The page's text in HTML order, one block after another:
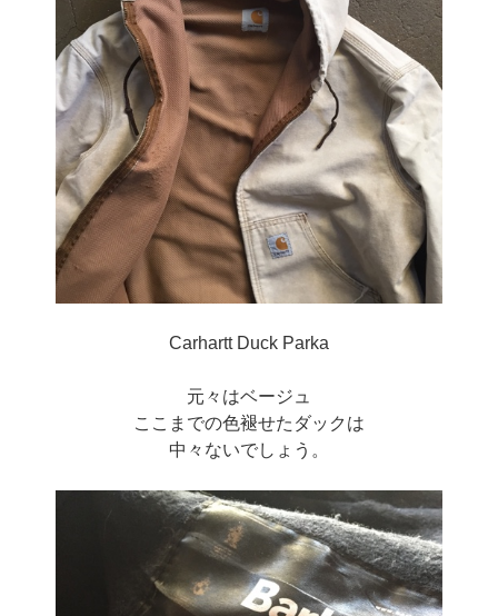
Carhartt Duck Parka
元々はベージュ
ここまでの色褪せたダックは
中々ないでしょう。